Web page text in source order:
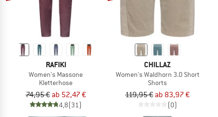
RAFIKI
Women's Massone
Kletterhose
74,95 € ab 52,47 €
4,8(31)
CHILLAZ
Women's Waldhorn 3.0 Short
Shorts
119,95 € ab 83,97 €
(0)